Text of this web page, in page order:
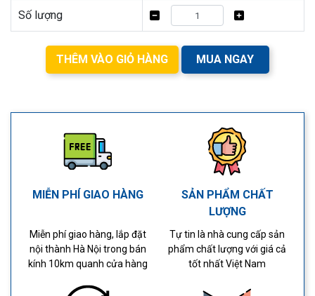
Số lượng
THÊM VÀO GIỎ HÀNG MUA NGAY
MIỄN PHÍ GIAO HÀNG
Miễn phí giao hàng, lắp đặt
nội thành Hà Nội trong bán
kính 10km quanh cửa hàng
SẢN PHẨM CHẤT
LƯỢNG
Tự tin là nhà cung cấp sản
phẩm chất lượng với giá cả
tốt nhất Việt Nam